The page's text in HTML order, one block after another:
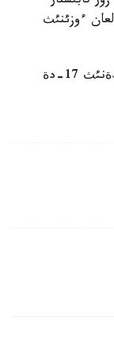
باسشئسئ ماؤسئمنئث 6-سئ كذنئ بولعان ءوزئنئث
ايتا كةتةيئك، گةرمانيا فةدةراتيأتئك رةسپؤبليكاسئنئث كانسلةرئ انگةلا مةركةل 1954 جئلئ شئلدةنئث 17-دة